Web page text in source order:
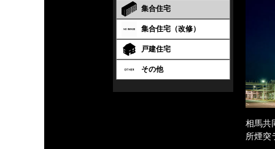
集合住宅
集合住宅（改修）
戸建住宅
その他
相馬共
所煙突